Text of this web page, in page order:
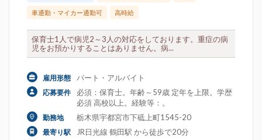
車通勤・マイカー通勤可 高時給
保育士1人で病児2～3人の対応をしております。重症の病
児をお預かりすることはありません。病...
雇用形態 パート・アルバイト
応募要件
必須：保育士。年齢～59歳 定年を上限。学歴
必須 高校以上。経験等：。
勤務地 栃木県宇都宮市下砥上町1545-20
最寄り駅 JR日光線 鶴田駅 から徒歩で20分